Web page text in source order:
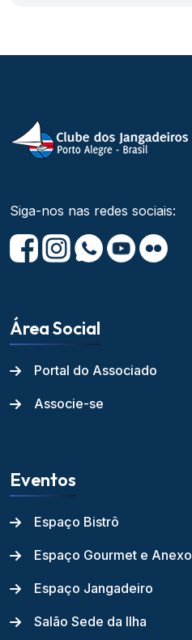
Siga-nos nas redes sociais:
Área Social
Portal do Associado
Associe-se
Eventos
Espaço Bistrô
Espaço Gourmet e Anexo
Espaço Jangadeiro
Salão Sede da Ilha